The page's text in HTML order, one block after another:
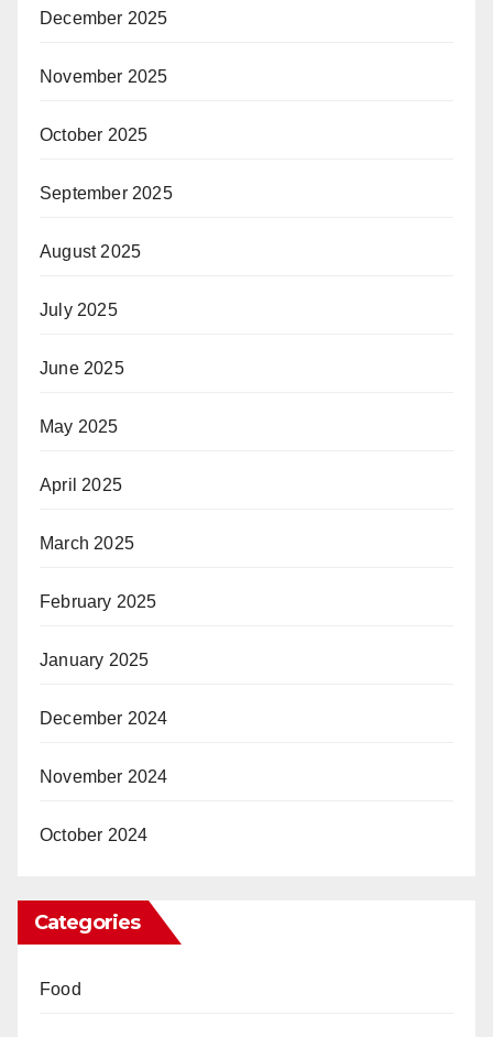
December 2025
November 2025
October 2025
September 2025
August 2025
July 2025
June 2025
May 2025
April 2025
March 2025
February 2025
January 2025
December 2024
November 2024
October 2024
Categories
Food